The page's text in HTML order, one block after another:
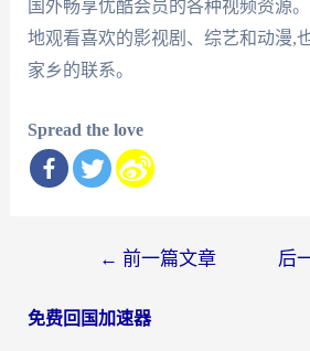
国外畅享优酷会员的各种视频资源
地观看喜欢的影视剧、综艺和动漫,
家乡的联系。
Spread the love
导
← 前一篇文章 后
免费回国加速器